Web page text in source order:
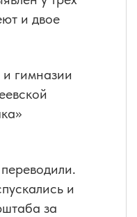
и двое
гимназии
и
за